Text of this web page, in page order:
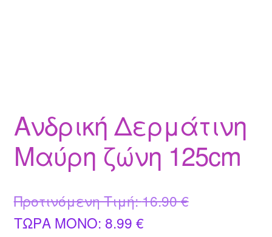
Ανδρική Δερμάτινη
Μαύρη ζώνη 125cm
Προτινόμενη Τιμή:16.90€Original
ΤΩΡΑ MONO: 8.99 €Η